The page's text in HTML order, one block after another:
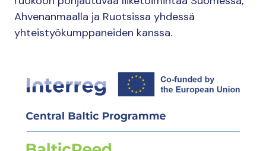
Ahvenanmaalla ja Ruotsissa yhdessä
yhteistyökumppaneiden kanssa.